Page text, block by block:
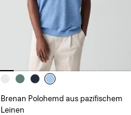
Brenan Polohemd aus pazifischem
Leinen